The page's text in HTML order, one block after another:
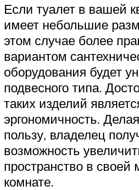
Если туалет в вашей
имеет небольшие
этом случае более
вариантом
оборудования будет
подвесного типа.
таких изделий
эргономичность.
пользу, владелец
возможность
пространство в своей
комнате.